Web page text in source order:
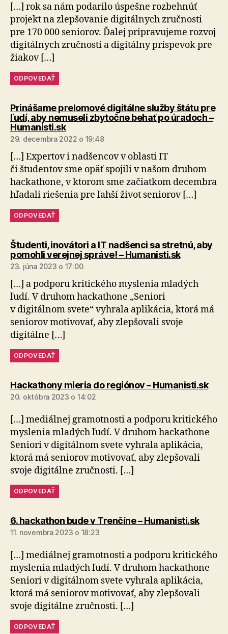
[…] rok sa nám podarilo úspešne rozbehnúť
projekt na zlepšovanie digitálnych zručnosti
pre 170 000 seniorov. Ďalej pripravujeme rozvoj
digitálnych zručností a digitálny príspevok pre
žiakov […]
ODPOVEDAŤ
Prinášame prelomové digitálne služby štátu pre
ľudí, aby nemuseli zbytočne behať po úradoch –
Humanisti.skhovorí:
29. decembra 2022 o 19:48
[…] Expertov i nadšencov v oblasti IT
či študentov sme opäť spojili v našom druhom
hackathone, v ktorom sme začiatkom decembra
hľadali riešenia pre ľahší život seniorov […]
ODPOVEDAŤ
Študenti, inovátori a IT nadšenci sa stretnú, aby
pomohli verejnej správe! – Humanisti.skhovorí:
23. júna 2023 o 17:00
[…] a pod­po­ru kritického myslenia mladých
ľudí. V druhom hacka­thone „Seniori
v digitálnom svete“ vyhrala aplikácia, ktorá má
seniorov motivovať, aby zlepšovali svoje
digitálne […]
ODPOVEDAŤ
Hackathony mieria do regiónov – Humanisti.sk
20. októbra 2023 o 14:02
[…] mediálnej gramotnosti a podporu kritického
myslenia mladých ľudí. V druhom hackathone
Seniori v digitálnom svete vyhrala aplikácia,
ktorá má seniorov motivovať, aby zlepšovali
svoje digitálne zručnosti. […]
ODPOVEDAŤ
6. hackathon bude v Trenčíne – Humanisti.skhovorí:
11. novembra 2023 o 18:23
[…] mediálnej gramotnosti a podporu kritického
myslenia mladých ľudí. V druhom hackathone
Seniori v digitálnom svete vyhrala aplikácia,
ktorá má seniorov motivovať, aby zlepšovali
svoje digitálne zručnosti. […]
ODPOVEDAŤ